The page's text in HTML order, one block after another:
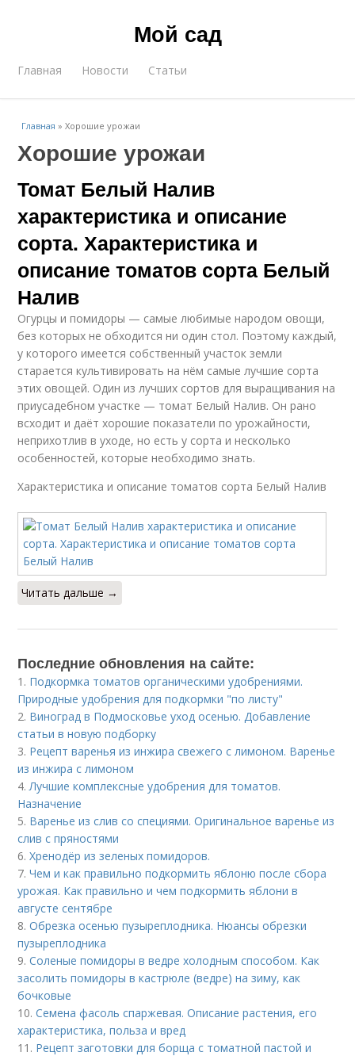
Мой сад
Главная Новости Статьи
Главная »Хорошие урожаи
Хорошие урожаи
Томат Белый Налив
характеристика и описание
сорта. Характеристика и
описание томатов сорта Белый
Налив
Огурцы и помидоры — самые любимые народом овощи,
без которых не обходится ни один стол. Поэтому каждый,
у которого имеется собственный участок земли
старается культивировать на нём самые лучшие сорта
этих овощей. Один из лучших сортов для выращивания на
приусадебном участке — томат Белый Налив. Он рано
всходит и даёт хорошие показатели по урожайности,
неприхотлив в уходе, но есть у сорта и несколько
особенностей, которые необходимо знать.
Характеристика и описание томатов сорта Белый Налив
Читать дальше →
Последние обновления на сайте:
1. Подкормка томатов органическими удобрениями.
Природные удобрения для подкормки "по листу"
2. Виноград в Подмосковье уход осенью. Добавление
статьи в новую подборку
3. Рецепт варенья из инжира свежего с лимоном. Варенье
из инжира с лимоном
4.Лучшие комплексные удобрения для томатов.
Назначение
5. Варенье из слив со специями. Оригинальное варенье из
слив с пряностями
6.Хренодёр из зеленых помидоров.
7.Чем и как правильно подкормить яблоню после сбора
урожая. Как правильно и чем подкормить яблони в
августе сентябре
8.Обрезка осенью пузыреплодника. Нюансы обрезки
пузыреплодника
9.Соленые помидоры в ведре холодным способом. Как
засолить помидоры в кастрюле (ведре) на зиму, как
бочковые
10.Семена фасоль спаржевая. Описание растения, его
характеристика, польза и вред
11. Рецепт заготовки для борща с томатной пастой и